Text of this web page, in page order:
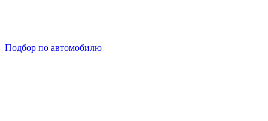
Подбор по автомобилю